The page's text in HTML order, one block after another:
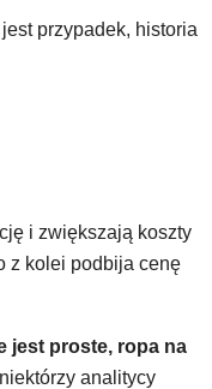
przypadek, historia
i zwiększają koszty
z kolei podbija cenę
jest proste, ropa na
analitycy